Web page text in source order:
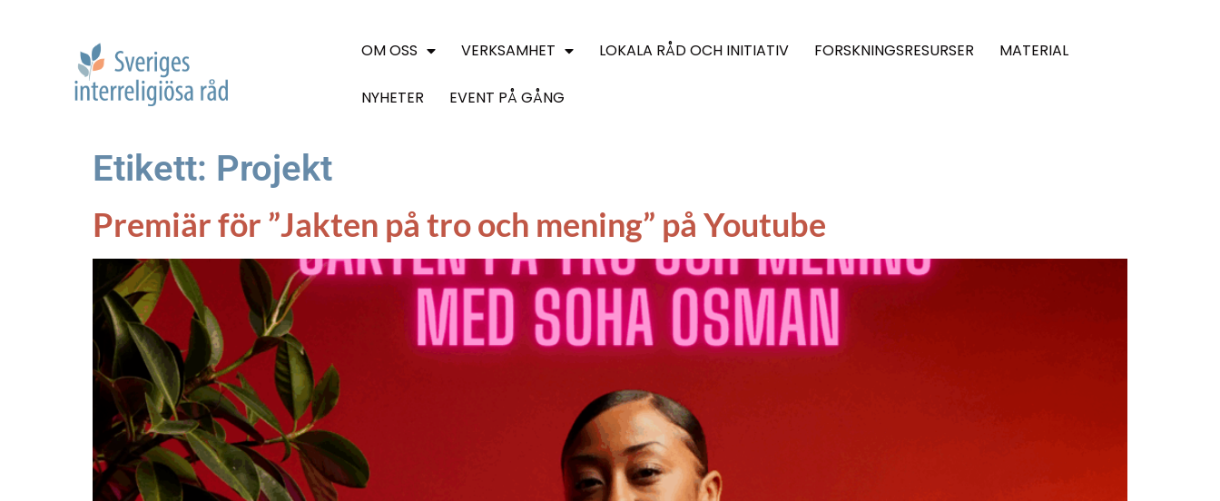
OM OSS VERKSAMHET LOKALA RÅD OCH INITIATIV FORSKNINGSRESURSER MATERIAL
NYHETER EVENT PÅ GÅNG
Etikett: Projekt
Premiär för ”Jakten på tro och mening” på Youtube